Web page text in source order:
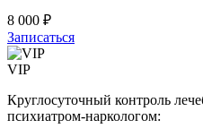
8 000 ₽
Записаться
VIP
Круглосуточный контроль
психиатром-наркологом: